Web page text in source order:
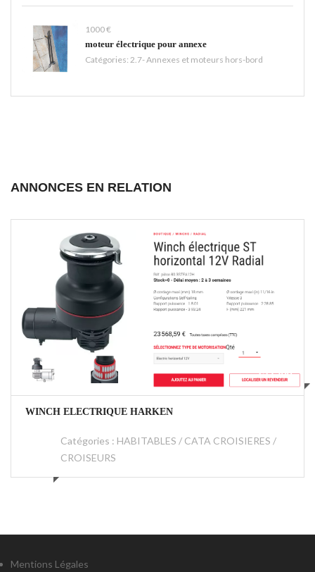
1000 €
moteur électrique pour annexe
Catégories: 2.7- Annexes et moteurs hors-bord
ANNONCES EN RELATION
€19500
WINCH ELECTRIQUE HARKEN
Catégories : HABITABLES / CATA CROISIERES /
CROISEURS
Mentions Légales